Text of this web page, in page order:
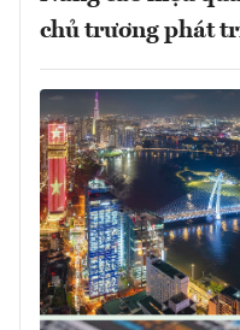
chủ trương phát